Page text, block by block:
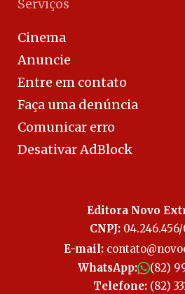
Serviços
Cinema
Anuncie
Entre em contato
Faça uma denúncia
Comunicar erro
Desativar AdBlock
Editora Novo
CNPJ:04.246.456/
E-mail:
WhatsApp:
(82)
Telefone:(82)